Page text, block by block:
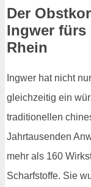
Der
Ingwer fürs
Rhein
Ingwer hat nicht
gleichzeitig ein
traditionellen
Jahrtausenden
mehr als 160
Scharfstoffe. Sie